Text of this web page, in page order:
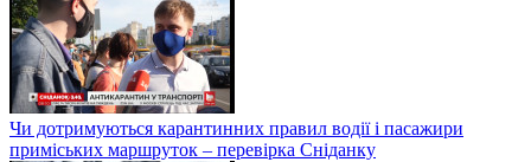
Чи дотримуються карантинних правил водії і пасажири
приміських маршруток – перевірка Сніданку